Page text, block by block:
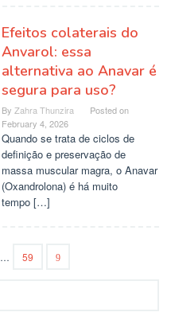
Efeitos colaterais do
Anvarol: essa
alternativa ao Anavar é
segura para uso?
By Zahra Thunzira
Posted on
February 4, 2026
Quando se trata de ciclos de
definição e preservação de
massa muscular magra, o Anavar
(Oxandrolona) é há muito
tempo […]
… 59